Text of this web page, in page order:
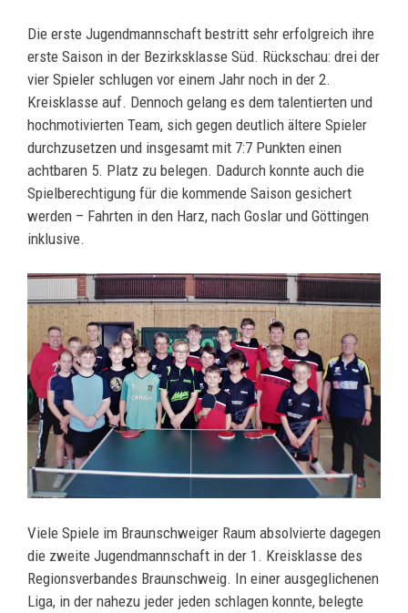
Die erste Jugendmannschaft bestritt sehr erfolgreich ihre
erste Saison in der Bezirksklasse Süd. Rückschau: drei der
vier Spieler schlugen vor einem Jahr noch in der 2.
Kreisklasse auf. Dennoch gelang es dem talentierten und
hochmotivierten Team, sich gegen deutlich ältere Spieler
durchzusetzen und insgesamt mit 7:7 Punkten einen
achtbaren 5. Platz zu belegen. Dadurch konnte auch die
Spielberechtigung für die kommende Saison gesichert
werden – Fahrten in den Harz, nach Goslar und Göttingen
inklusive.
Viele Spiele im Braunschweiger Raum absolvierte dagegen
die zweite Jugendmannschaft in der 1. Kreisklasse des
Regionsverbandes Braunschweig. In einer ausgeglichenen
Liga, in der nahezu jeder jeden schlagen konnte, belegte